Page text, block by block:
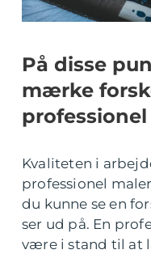
På disse
mærke
Kvaliteten i
professionel
du kunne se en
ser ud på. En
være i stand til at